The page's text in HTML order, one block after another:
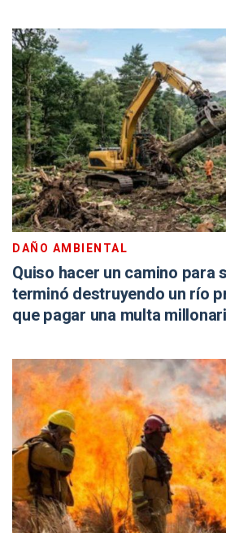
DAÑO AMBIENTAL
Quiso hacer un camino para
terminó destruyendo un río
que pagar una multa